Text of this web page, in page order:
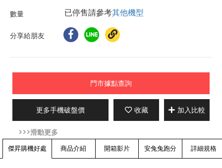
已停售請參考其他機型
分享給朋友
門市據點查詢
更多手機破盤價 收藏 加入比較
傑昇購機好處 商品介紹 開箱影片 安兔兔跑分 詳細規格